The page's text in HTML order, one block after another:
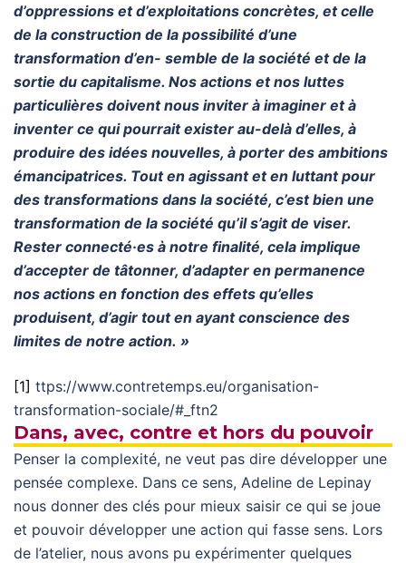
d’oppressions et d’exploitations concrètes, et celle
de la construction de la possibilité d’une
transformation d’en- semble de la société et de la
sortie du capitalisme. Nos actions et nos luttes
particulières doivent nous inviter à imaginer et à
inventer ce qui pourrait exister au-delà d’elles, à
produire des idées nouvelles, à porter des ambitions
émancipatrices. Tout en agissant et en luttant pour
des transformations dans la société, c’est bien une
transformation de la société qu’il s’agit de viser.
Rester connecté·es à notre finalité, cela implique
d’accepter de tâtonner, d’adapter en permanence
nos actions en fonction des effets qu’elles
produisent, d’agir tout en ayant conscience des
limites de notre action. »
[1] ttps://www.contretemps.eu/organisation-
transformation-sociale/#_ftn2
Dans, avec, contre et hors du pouvoir
Penser la complexité, ne veut pas dire développer une
pensée complexe. Dans ce sens, Adeline de Lepinay
nous donner des clés pour mieux saisir ce qui se joue
et pouvoir développer une action qui fasse sens. Lors
de l’atelier, nous avons pu expérimenter quelques